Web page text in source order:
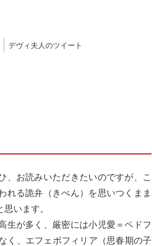
デヴィ夫人のツイート
お読みいただきたいのですが、こ
れる詭弁（きべん）を思いつくまま
います。
が多く、厳密には小児愛＝ペドフ
く、エフェボフィリア（思春期の子